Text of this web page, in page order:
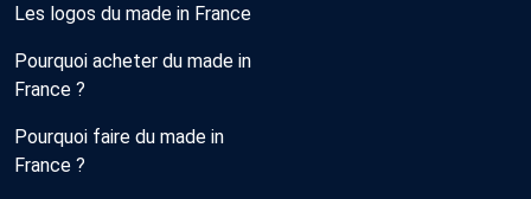
Les logos du made in France
Pourquoi acheter du made in
France ?
Pourquoi faire du made in
France ?